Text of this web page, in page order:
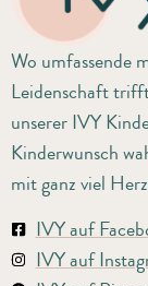
Wo umfassende
Leidenschaft
unserer IVY
Kinderwunsch
mit ganz viel
IVY auf
IVY auf